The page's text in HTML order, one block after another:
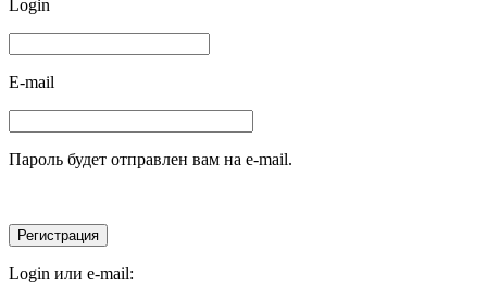
Login
E-mail
Пароль будет отправлен вам на e-mail.
Login или e-mail: